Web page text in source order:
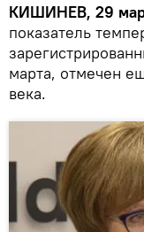
КИШИНЕВ, 29
показатель
марта, отмечен
века.